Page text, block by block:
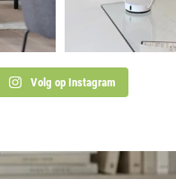
Volg op Instagram